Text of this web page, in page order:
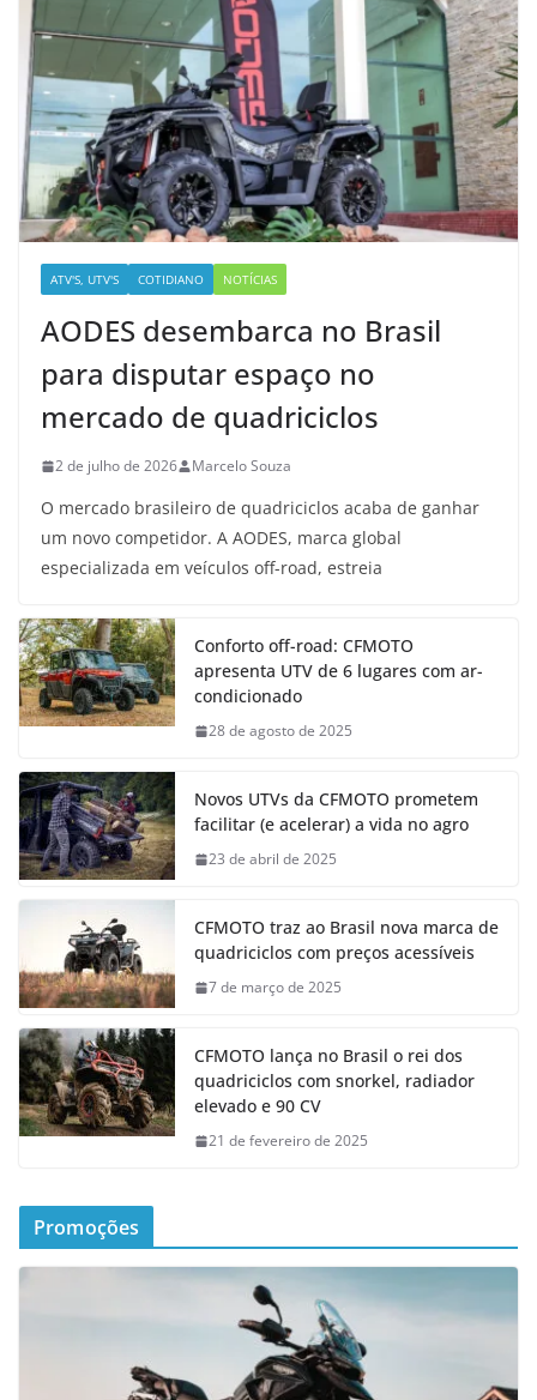
ATV'S, UTV'S COTIDIANO NOTÍCIAS
AODES desembarca no Brasil
para disputar espaço no
mercado de quadriciclos
2 de julho de 2026 Marcelo Souza
O mercado brasileiro de quadriciclos acaba de ganhar
um novo competidor. A AODES, marca global
especializada em veículos off-road, estreia
Conforto off-road: CFMOTO
apresenta UTV de 6 lugares com ar-
condicionado
28 de agosto de 2025
Novos UTVs da CFMOTO prometem
facilitar (e acelerar) a vida no agro
23 de abril de 2025
CFMOTO traz ao Brasil nova marca de
quadriciclos com preços acessíveis
7 de março de 2025
CFMOTO lança no Brasil o rei dos
quadriciclos com snorkel, radiador
elevado e 90 CV
21 de fevereiro de 2025
Promoções